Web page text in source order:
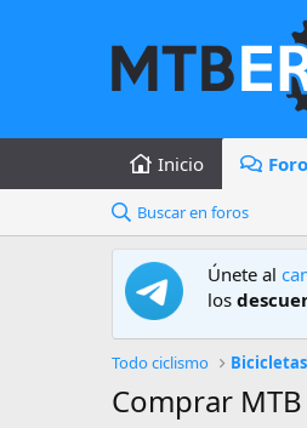
Inicio
Buscar en foros
Únete al
los
Todo ciclismo Bicicletas
Comprar